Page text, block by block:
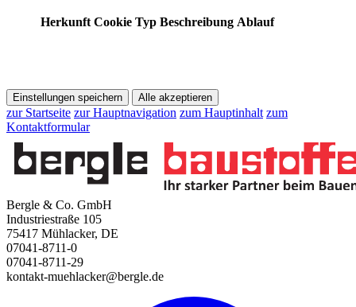
Herkunft Cookie Typ Beschreibung Ablauf
Einstellungen speichern Alle akzeptieren
zur Startseite zur Hauptnavigation zum Hauptinhalt zum
Kontaktformular
Bergle & Co. GmbH
Industriestraße 105
75417 Mühlacker, DE
07041-8711-0
07041-8711-29
kontakt-muehlacker@bergle.de